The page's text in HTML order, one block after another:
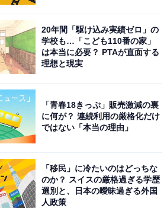
20年間「駆け込み実績ゼロ」の
学校も…「こども110番の家」
は本当に必要？ PTAが直面する
理想と現実
「青春18きっぷ」販売激減の裏
に何が？ 連続利用の厳格化だけ
ではない「本当の理由」
「移民」に冷たいのはどっちな
のか？ スイスの厳格過ぎる学歴
選別と、日本の曖昧過ぎる外国
人政策